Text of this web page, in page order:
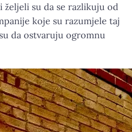
su da se razlikuju od
koje su razumjele taj
da ostvaruju ogromnu